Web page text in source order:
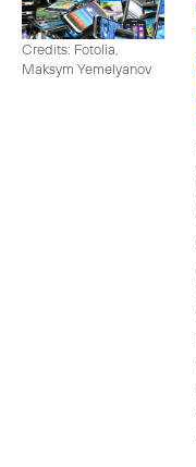
Credits: Fotolia,
Maksym Yemelyanov